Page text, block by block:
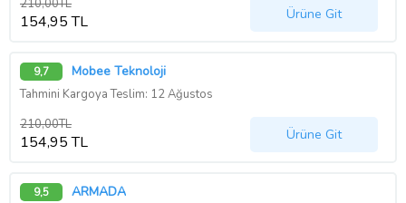
210,00TL
154,95 TL Ürüne Git
9,7 Mobee Teknoloji
Tahmini Kargoya Teslim: 12 Ağustos
210,00TL
154,95 TL Ürüne Git
9,5 ARMADA